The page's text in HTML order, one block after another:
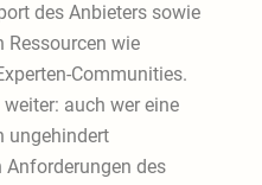
des Anbieters sowie
Ressourcen wie
Communities.
auch wer eine
ungehindert
Anforderungen des